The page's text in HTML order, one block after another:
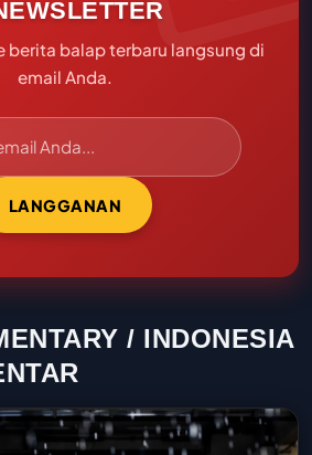
berita balap terbaru langsung di
email Anda.
LANGGANAN
/ INDONESIA